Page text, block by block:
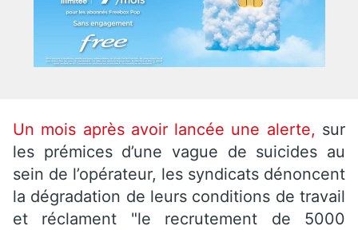
Un mois après avoir lancée une alerte, sur
les prémices d’une vague de suicides au
sein de l’opérateur, les syndicats dénoncent
la dégradation de leurs conditions de travail
et réclament "le recrutement de 5000